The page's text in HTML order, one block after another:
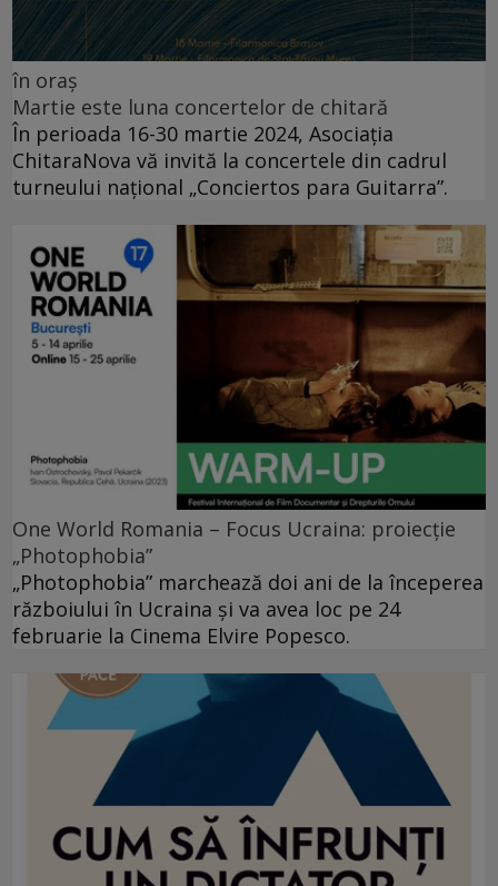
în oraș
Martie este luna concertelor de chitară
În perioada 16-30 martie 2024, Asociația
ChitaraNova vă invită la concertele din cadrul
turneului național „Conciertos para Guitarra”.
One World Romania – Focus Ucraina: proiecție
„Photophobia”
„Photophobia” marchează doi ani de la începerea
războiului în Ucraina și va avea loc pe 24
februarie la Cinema Elvire Popesco.